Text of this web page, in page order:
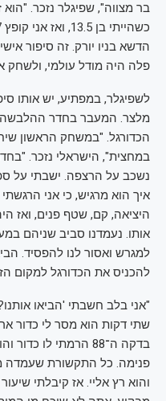
בר מצווה", שפיגלר נזכר.
הדשא בניו יורק. זה סיפור
פלה היה מודל עולמי, ולשחק
לשפיגלר, במפתיע, יש אותו
מלצר. המעבר בחדר ההלבשה
במחצית", הישראלי נזכר.
נשכב על הרצפה. ישבתי על
איך הוא מרגיש, כי אני
היציאה, קם, שטף פנים, ואז
אותו. נעמדנו סביב שניהם
למגרש ואסור לנו להפסיד.
להכניס את הכדורגל למקום
"אני בלב חשבתי 'הביאו
בדקה ה־88 הרמתי לו
פנימה. כל התקשורת שעמדה
והוא רץ אליי. אז קיבלתי